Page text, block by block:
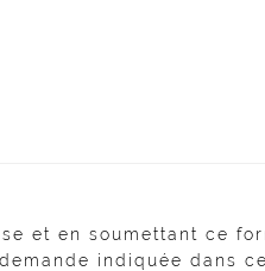
et en soumettant ce
indiquée dans